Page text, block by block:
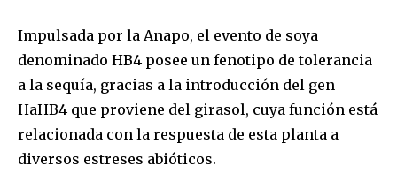
Impulsada por la Anapo, el evento de soya
denominado HB4 posee un fenotipo de tolerancia
a la sequía, gracias a la introducción del gen
HaHB4 que proviene del girasol, cuya función está
relacionada con la respuesta de esta planta a
diversos estreses abióticos.